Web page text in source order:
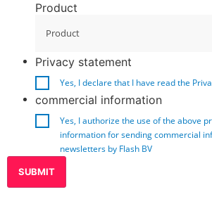
Product
Privacy statement
Yes, I declare that I have read the
commercial information
Yes, I authorize the use of the above
information for sending commercial
newsletters by Flash BV